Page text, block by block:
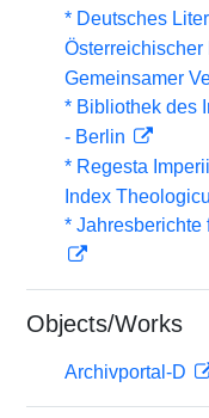
* Deutsches
Gemeinsamer
* Bibliothek des
- Berlin
* Regesta Imperii
Index
* Jahresberichte
Objects/Works
Archivportal-D